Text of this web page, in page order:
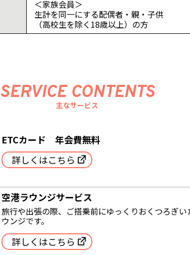
＜家族会員＞
生計を同一にする配偶者・親・子供
（高校生を除く18歳以上）の方
SERVICE CONTENTS
主なサービス
ETCカード 年会費無料
詳しくはこちら
空港ラウンジサービス
旅行や出張の際、ご搭乗前にゆっくりおくつろぎい
ウンジです。
詳しくはこちら